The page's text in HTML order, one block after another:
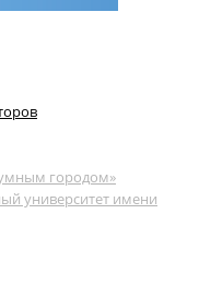
городом»
университет имени